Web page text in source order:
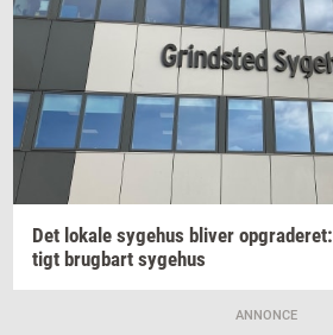
Det lo­ka­le sy­ge­hus bli­ver op­gra­de­ret:
tigt brug­bart sy­ge­hus
ANNONCE